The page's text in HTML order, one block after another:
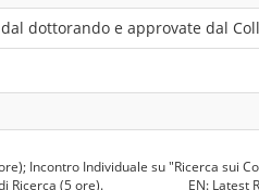
dottorando e approvate dal
ore); Incontro Individuale su "Ricerca sui
(5 ore). _______________EN: Latest